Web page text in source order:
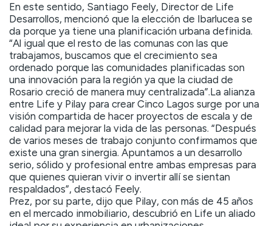
En este sentido, Santiago Feely, Director de Life
Desarrollos, mencionó que la elección de Ibarlucea se
da porque ya tiene una planificación urbana definida.
“Al igual que el resto de las comunas con las que
trabajamos, buscamos que el crecimiento sea
ordenado porque las comunidades planificadas son
una innovación para la región ya que la ciudad de
Rosario creció de manera muy centralizada”.La alianza
entre Life y Pilay para crear Cinco Lagos surge por una
visión compartida de hacer proyectos de escala y de
calidad para mejorar la vida de las personas. “Después
de varios meses de trabajo conjunto confirmamos que
existe una gran sinergia. Apuntamos a un desarrollo
serio, sólido y profesional entre ambas empresas para
que quienes quieran vivir o invertir allí se sientan
respaldados”, destacó Feely.
Prez, por su parte, dijo que Pilay, con más de 45 años
en el mercado inmobiliario, descubrió en Life un aliado